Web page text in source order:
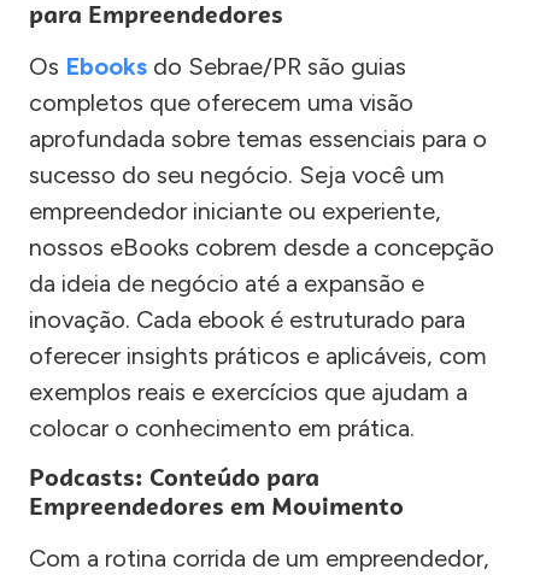
para Empreendedores
Os Ebooks do Sebrae/PR são guias
completos que oferecem uma visão
aprofundada sobre temas essenciais para o
sucesso do seu negócio. Seja você um
empreendedor iniciante ou experiente,
nossos eBooks cobrem desde a concepção
da ideia de negócio até a expansão e
inovação. Cada ebook é estruturado para
oferecer insights práticos e aplicáveis, com
exemplos reais e exercícios que ajudam a
colocar o conhecimento em prática.
Podcasts: Conteúdo para
Empreendedores em Movimento
Com a rotina corrida de um empreendedor,